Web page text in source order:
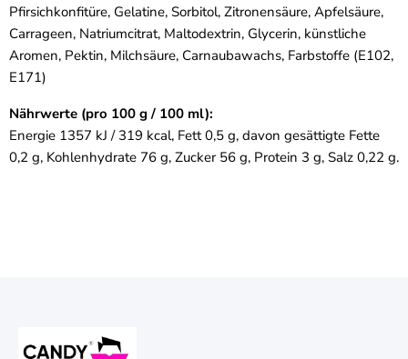
Pfirsichkonfitüre, Gelatine, Sorbitol, Zitronensäure, Apfelsäure,
Carrageen, Natriumcitrat, Maltodextrin, Glycerin, künstliche
Aromen, Pektin, Milchsäure, Carnaubawachs, Farbstoffe (E102,
E171)
Nährwerte (pro 100 g / 100 ml):
Energie 1357 kJ / 319 kcal, Fett 0,5 g, davon gesättigte Fette
0,2 g, Kohlenhydrate 76 g, Zucker 56 g, Protein 3 g, Salz 0,22 g.